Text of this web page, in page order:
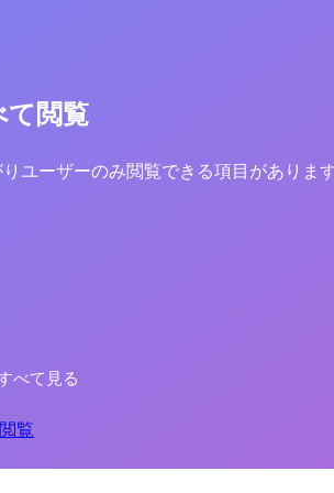
て閲覧
ユーザーのみ閲覧できる項目がありま
べて見る
覧